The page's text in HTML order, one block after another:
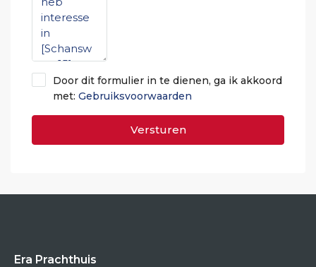
Door dit formulier in te dienen, ga ik akkoord
met: Gebruiksvoorwaarden
Versturen
Era Prachthuis